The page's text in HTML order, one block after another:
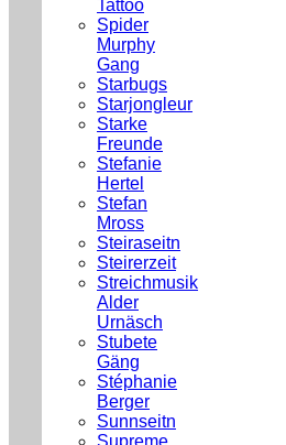
Tattoo
Spider
Murphy
Gang
Starbugs
Starjongleur
Starke
Freunde
Stefanie
Hertel
Stefan
Mross
Steiraseitn
Steirerzeit
Streichmusik
Alder
Urnäsch
Stubete
Gäng
Stéphanie
Berger
Sunnseitn
Supreme